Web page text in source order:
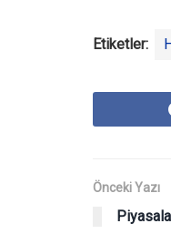
Etiketler:
Önceki Yazı